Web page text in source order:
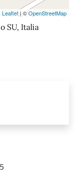
Leaflet| ©OpenStreetMap
SU, Italia